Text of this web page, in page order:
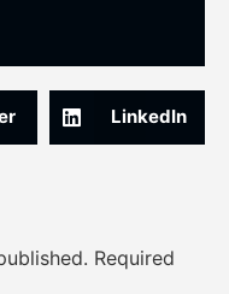
LinkedIn
Required